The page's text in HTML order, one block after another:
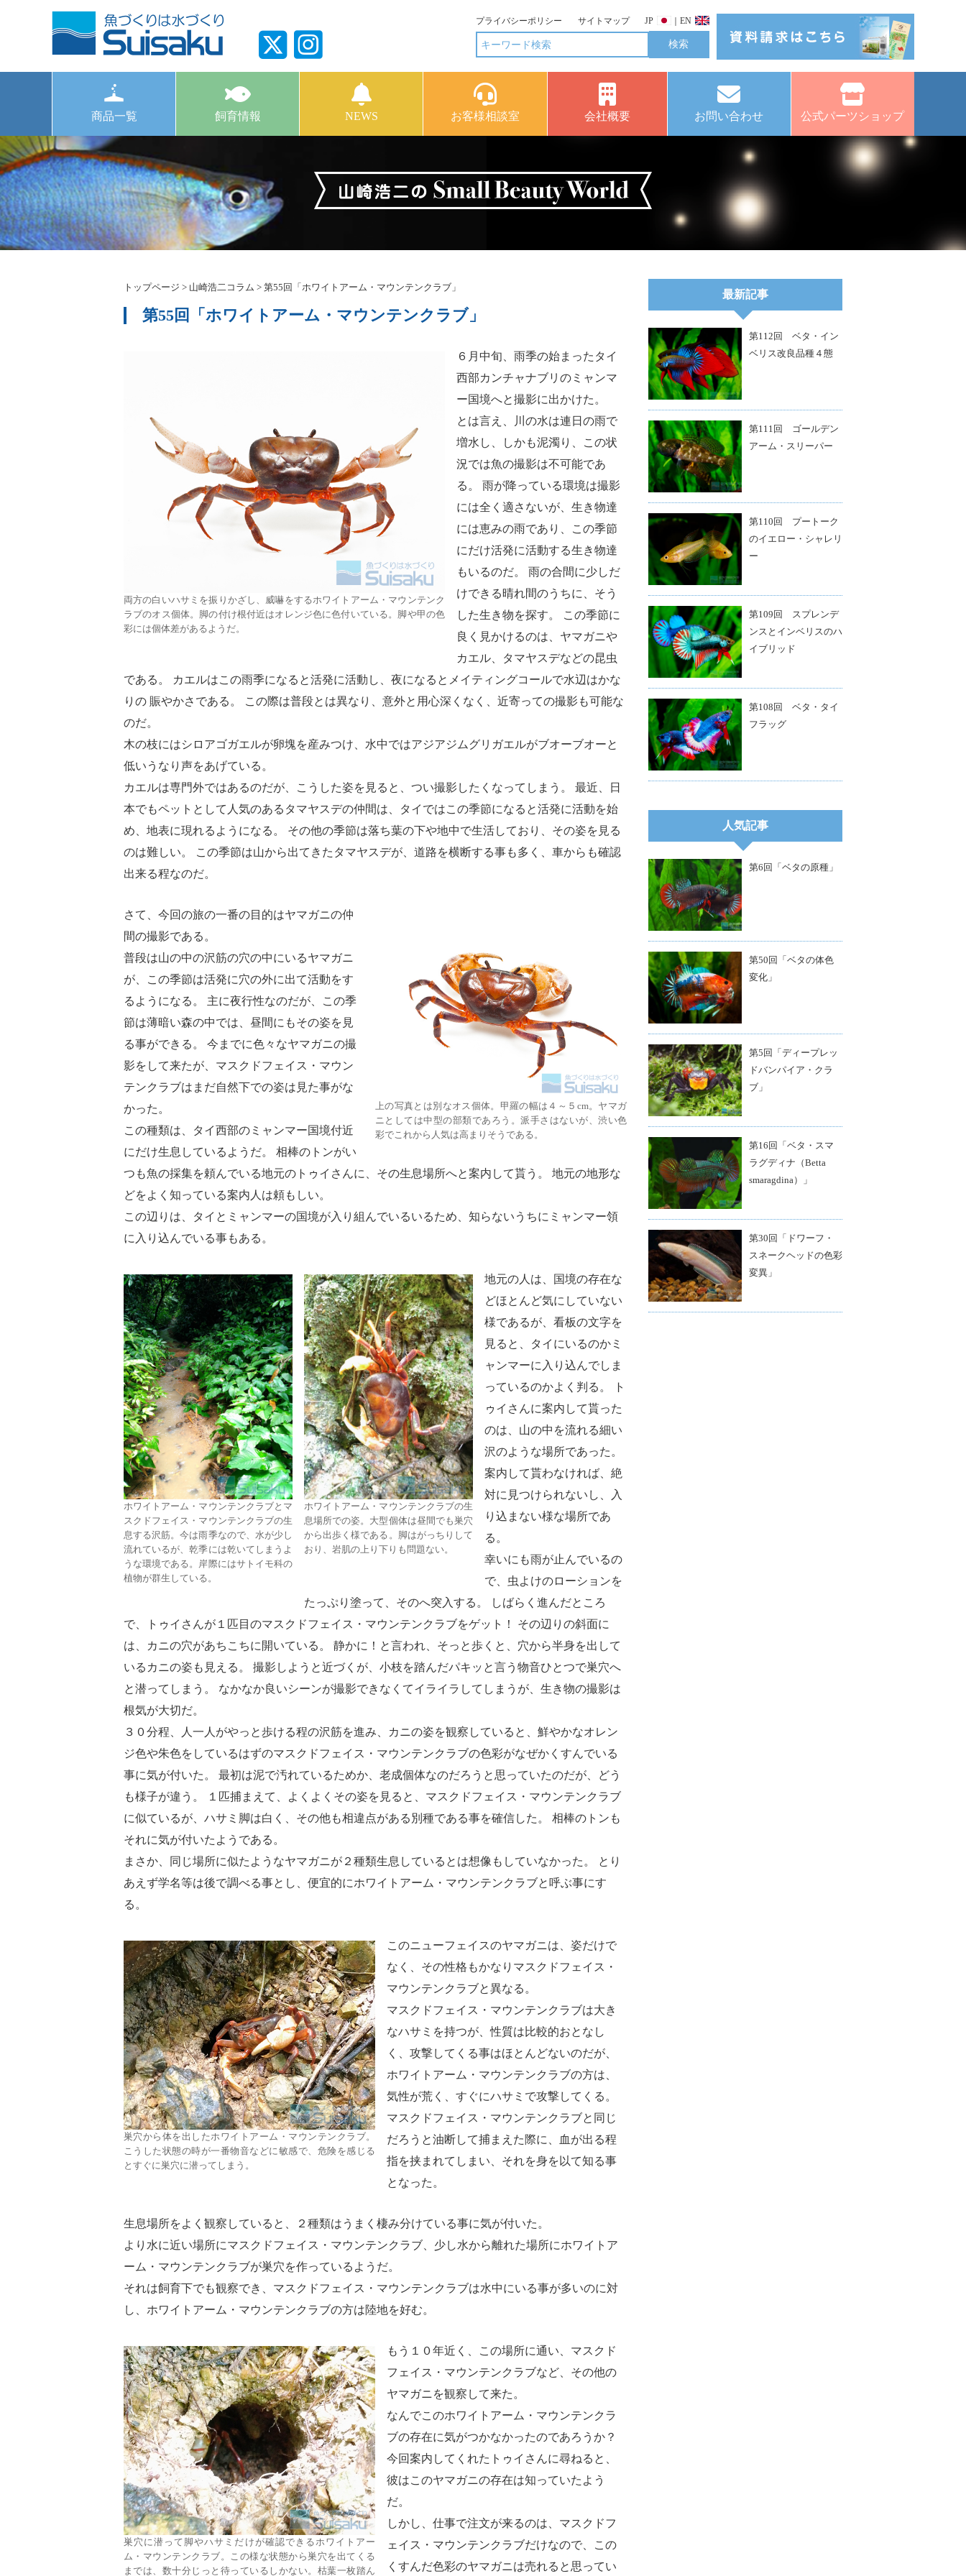
プライバシーポリシー サイトマップ JP EN
商品一覧 飼育情報 NEWS お客様相談室 会社概要 お問い合わせ 公式パーツショップ
トップページ > 山崎浩二コラム > 第55回「ホワイトアーム・マウンテンクラブ」
第55回「ホワイトアーム・マウンテンクラブ」
両方の白いハサミを振りかざし、威嚇をするホワイトアーム・マウンテンク
ラブのオス個体。脚の付け根付近はオレンジ色に色付いている。脚や甲の色
彩には個体差があるようだ。
６月中旬、雨季の始まったタイ
西部カンチャナブリのミャンマ
ー国境へと撮影に出かけた。
とは言え、川の水は連日の雨で
増水し、しかも泥濁り、この状
況では魚の撮影は不可能であ
る。 雨が降っている環境は撮影
には全く適さないが、生き物達
には恵みの雨であり、この季節
にだけ活発に活動する生き物達
もいるのだ。 雨の合間に少しだ
けできる晴れ間のうちに、そう
した生き物を探す。 この季節に
良く見かけるのは、ヤマガニや
カエル、タマヤスデなどの昆虫
である。 カエルはこの雨季になると活発に活動し、夜になるとメイティングコールで水辺はかな
りの 賑やかさである。 この際は普段とは異なり、意外と用心深くなく、近寄っての撮影も可能な
のだ。
木の枝にはシロアゴガエルが卵塊を産みつけ、水中ではアジアジムグリガエルがブオーブオーと
低いうなり声をあげている。
カエルは専門外ではあるのだが、こうした姿を見ると、つい撮影したくなってしまう。 最近、日
本でもペットとして人気のあるタマヤスデの仲間は、タイではこの季節になると活発に活動を始
め、地表に現れるようになる。 その他の季節は落ち葉の下や地中で生活しており、その姿を見る
のは難しい。 この季節は山から出てきたタマヤスデが、道路を横断する事も多く、車からも確認
出来る程なのだ。
上の写真とは別なオス個体。甲羅の幅は４～５cm。ヤマガ
ニとしては中型の部類であろう。派手さはないが、渋い色
彩でこれから人気は高まりそうである。
さて、今回の旅の一番の目的はヤマガニの仲
間の撮影である。
普段は山の中の沢筋の穴の中にいるヤマガニ
が、この季節は活発に穴の外に出て活動をす
るようになる。 主に夜行性なのだが、この季
節は薄暗い森の中では、昼間にもその姿を見
る事ができる。 今までに色々なヤマガニの撮
影をして来たが、マスクドフェイス・マウン
テンクラブはまだ自然下での姿は見た事がな
かった。
この種類は、タイ西部のミャンマー国境付近
にだけ生息しているようだ。 相棒のトンがい
つも魚の採集を頼んでいる地元のトゥイさんに、その生息場所へと案内して貰う。 地元の地形な
どをよく知っている案内人は頼もしい。
この辺りは、タイとミャンマーの国境が入り組んでいるいるため、知らないうちにミャンマー領
に入り込んでいる事もある。
ホワイトアーム・マウンテンクラブとマ
スクドフェイス・マウンテンクラブの生
息する沢筋。今は雨季なので、水が少し
流れているが、乾季には乾いてしまうよ
うな環境である。岸際にはサトイモ科の
植物が群生している。
ホワイトアーム・マウンテンクラブの生
息場所での姿。大型個体は昼間でも巣穴
から出歩く様である。脚はがっちりして
おり、岩肌の上り下りも問題ない。
地元の人は、国境の存在な
どほとんど気にしていない
様であるが、看板の文字を
見ると、タイにいるのかミ
ャンマーに入り込んでしま
っているのかよく判る。 ト
ゥイさんに案内して貰った
のは、山の中を流れる細い
沢のような場所であった。
案内して貰わなければ、絶
対に見つけられないし、入
り込まない様な場所であ
る。
幸いにも雨が止んでいるの
で、虫よけのローションを
たっぷり塗って、そのへ突入する。 しばらく進んだところ
で、トゥイさんが１匹目のマスクドフェイス・マウンテンクラブをゲット！ その辺りの斜面に
は、カニの穴があちこちに開いている。 静かに！と言われ、そっと歩くと、穴から半身を出して
いるカニの姿も見える。 撮影しようと近づくが、小枝を踏んだパキッと言う物音ひとつで巣穴へ
と潜ってしまう。 なかなか良いシーンが撮影できなくてイライラしてしまうが、生き物の撮影は
根気が大切だ。
３０分程、人一人がやっと歩ける程の沢筋を進み、カニの姿を観察していると、鮮やかなオレン
ジ色や朱色をしているはずのマスクドフェイス・マウンテンクラブの色彩がなぜかくすんでいる
事に気が付いた。 最初は泥で汚れているためか、老成個体なのだろうと思っていたのだが、どう
も様子が違う。 １匹捕まえて、よくよくその姿を見ると、マスクドフェイス・マウンテンクラブ
に似ているが、ハサミ脚は白く、その他も相違点がある別種である事を確信した。 相棒のトンも
それに気が付いたようである。
まさか、同じ場所に似たようなヤマガニが２種類生息しているとは想像もしていなかった。 とり
あえず学名等は後で調べる事とし、便宜的にホワイトアーム・マウンテンクラブと呼ぶ事にす
る。
巣穴から体を出したホワイトアーム・マウンテンクラブ。
こうした状態の時が一番物音などに敏感で、危険を感じる
とすぐに巣穴に潜ってしまう。
このニューフェイスのヤマガニは、姿だけで
なく、その性格もかなりマスクドフェイス・
マウンテンクラブと異なる。
マスクドフェイス・マウンテンクラブは大き
なハサミを持つが、性質は比較的おとなし
く、攻撃してくる事はほとんどないのだが、
ホワイトアーム・マウンテンクラブの方は、
気性が荒く、すぐにハサミで攻撃してくる。
マスクドフェイス・マウンテンクラブと同じ
だろうと油断して捕まえた際に、血が出る程
指を挟まれてしまい、それを身を以て知る事
となった。
生息場所をよく観察していると、２種類はうまく棲み分けている事に気が付いた。
より水に近い場所にマスクドフェイス・マウンテンクラブ、少し水から離れた場所にホワイトア
ーム・マウンテンクラブが巣穴を作っているようだ。
それは飼育下でも観察でき、マスクドフェイス・マウンテンクラブは水中にいる事が多いのに対
し、ホワイトアーム・マウンテンクラブの方は陸地を好む。
巣穴に潜って脚やハサミだけが確認できるホワイトアー
ム・マウンテンクラブ。この様な状態から巣穴を出てくる
までは、数十分じっと待っているしかない。枯葉一枚踏ん
もう１０年近く、この場所に通い、マスクド
フェイス・マウンテンクラブなど、その他の
ヤマガニを観察して来た。
なんでこのホワイトアーム・マウンテンクラ
ブの存在に気がつかなかったのであろうか？
今回案内してくれたトゥイさんに尋ねると、
彼はこのヤマガニの存在は知っていたよう
だ。
しかし、仕事で注文が来るのは、マスクドフ
ェイス・マウンテンクラブだけなので、この
くすんだ色彩のヤマガニは売れると思ってい
最新記事
第112回 ベタ・イン
ベリス改良品種４態
第111回 ゴールデン
アーム・スリーパー
第110回 プートーク
のイエロー・シャレリ
ー
第109回 スプレンデ
ンスとインベリスのハ
イブリッド
第108回 ベタ・タイ
フラッグ
人気記事
第6回「ベタの原種」
第50回「ベタの体色
変化」
第5回「ディープレッ
ドバンパイア・クラ
ブ」
第16回「ベタ・スマ
ラグディナ（Betta
smaragdina）」
第30回「ドワーフ・
スネークヘッドの色彩
変異」